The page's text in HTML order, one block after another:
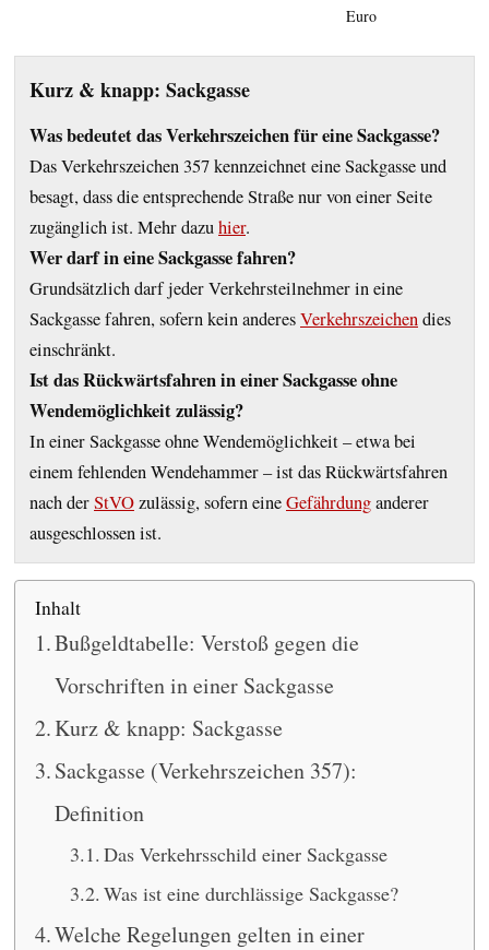
Euro
Kurz & knapp: Sackgasse
Was bedeutet das Verkehrszeichen für eine Sackgasse?
Das Verkehrszeichen 357 kennzeichnet eine Sackgasse und
besagt, dass die entsprechende Straße nur von einer Seite
zugänglich ist. Mehr dazuhier.
Wer darf in eine Sackgasse fahren?
Grundsätzlich darf jeder Verkehrsteilnehmer in eine
Sackgasse fahren, sofern kein anderesVerkehrszeichendies
einschränkt.
Ist das Rückwärtsfahren in einer Sackgasse ohne
Wendemöglichkeit zulässig?
In einer Sackgasse ohne Wendemöglichkeit – etwa bei
einem fehlenden Wendehammer – ist das Rückwärtsfahren
nach derStVOzulässig, sofern eineGefährdunganderer
ausgeschlossen ist.
Inhalt
Bußgeldtabelle: Verstoß gegen die
Vorschriften in einer Sackgasse
Kurz & knapp: Sackgasse
Sackgasse (Verkehrszeichen 357):
Definition
Das Verkehrsschild einer Sackgasse
Was ist eine durchlässige Sackgasse?
Welche Regelungen gelten in einer